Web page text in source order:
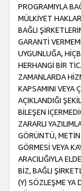
PROGRAMIYLA
MÜLKİYET
BAĞLI
GARANTİ
UYGUNLUĞA,
HERHANGİ BİR
ZAMANLARDA
KAPSAMINI VEYA
AÇIKLANDIĞI
BİLEŞEN
ZARARLI
GÖRÜNTÜ, METİN
GÖRMESİ VEYA
ARACILIĞIYLA
BİZ, BAĞLI
(Y) SÖZLEŞME YA